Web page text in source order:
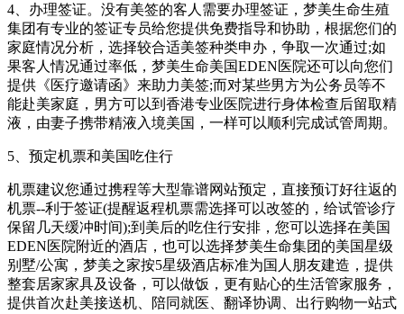
4、办理签证。没有美签的客人需要办理签证，梦美生命生殖
集团有专业的签证专员给您提供免费指导和协助，根据您们的
家庭情况分析，选择较合适美签种类申办，争取一次通过;如
果客人情况通过率低，梦美生命美国EDEN医院还可以向您们
提供《医疗邀请函》来助力美签;而对某些男方为公务员等不
能赴美家庭，男方可以到香港专业医院进行身体检查后留取精
液，由妻子携带精液入境美国，一样可以顺利完成试管周期。
5、预定机票和美国吃住行
机票建议您通过携程等大型靠谱网站预定，直接预订好往返的
机票--利于签证(提醒返程机票需选择可以改签的，给试管诊疗
保留几天缓冲时间);到美后的吃住行安排，您可以选择在美国
EDEN医院附近的酒店，也可以选择梦美生命集团的美国星级
别墅/公寓，梦美之家按5星级酒店标准为国人朋友建造，提供
整套居家家具及设备，可以做饭，更有贴心的生活管家服务，
提供首次赴美接送机、陪同就医、翻译协调、出行购物一站式